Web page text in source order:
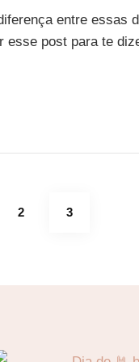
entre essas
esse post para te
PAGE
2 PAGE
3